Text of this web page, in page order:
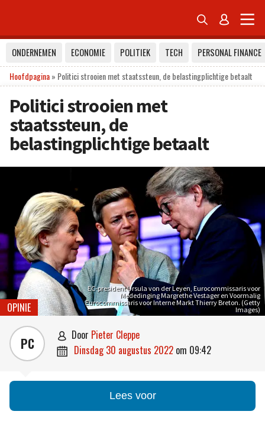
 
ONDERNEMEN ECONOMIE POLITIEK TECH
PERSONAL FINANCE
Hoofdpagina» Politici strooien met staatssteun, de belastingplichtige betaalt
Politici strooien met
staatssteun, de
belastingplichtige betaalt
EC-president Ursula von der Leyen, Eurocommissaris voor
Mededinging Margrethe Vestager en Voormalig
Eurocommissaris voor Interne Markt Thierry Breton. (Getty
Images)
OPINIE
PC  door Pieter Cleppe
 dinsdag 30 augustus 2022 om 09:42
Lees voor